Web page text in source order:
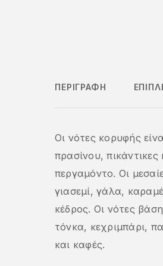
ΠΕΡΙΓΡΑΦΉ
Οι νότες κορυφής
πρασίνου,
περγαμόντο. Οι
γιασεμί, γάλα,
κέδρος. Οι νότες
τόνκα, κεχριμπάρι,
και καφές.